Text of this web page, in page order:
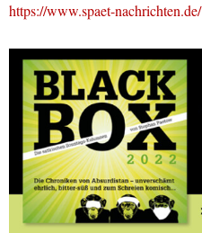
https://www.spaet-nachrichten.de/